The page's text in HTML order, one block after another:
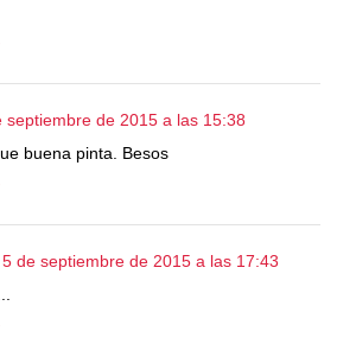
septiembre de 2015 a las 15:38
buena pinta. Besos
5 de septiembre de 2015 a las 17:43